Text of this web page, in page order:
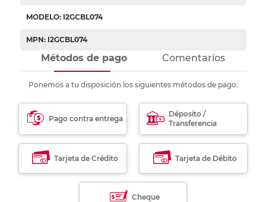
MODELO: I2GCBL074
MPN: I2GCBL074
Métodos de pago Comentarios
Ponemos a tu disposición los siguientes métodos de pago:
Pago contra entrega
Déposito /
Transferencia
Tarjeta de Crédito Tarjeta de Débito
Cheque